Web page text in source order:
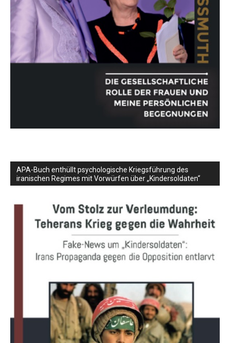
APA-Buch enthüllt psychologische Kriegsführung des
iranischen Regimes mit Vorwürfen über „Kindersoldaten“